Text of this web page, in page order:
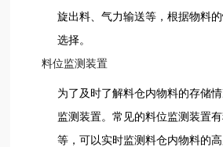
旋出料、气力输送等，根据物料
选择。
料位监测装置
为了及时了解料仓内物料的存储
监测装置。常见的料位监测装置
等，可以实时监测料仓内物料的